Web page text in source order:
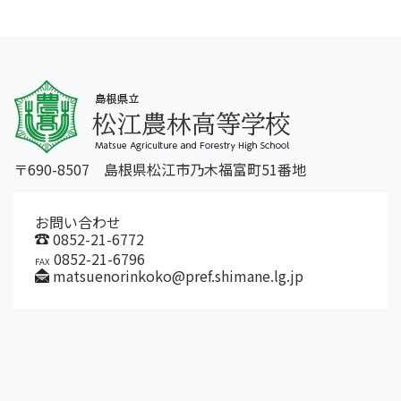
〒690-8507 島根県松江市乃木福富町51番地
お問い合わせ
0852-21-6772
FAX 0852-21-6796
matsuenorinkoko@pref.shimane.lg.jp